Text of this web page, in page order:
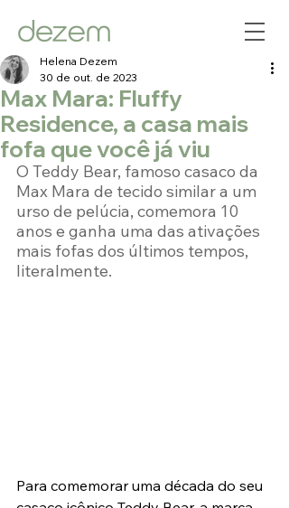
Max Mara: Fluffy
Residence, a casa mais
fofa que você já viu
Helena Dezem
30 de out. de 2023
O Teddy Bear, famoso casaco da
Max Mara de tecido similar a um
urso de pelúcia, comemora 10
anos e ganha uma das ativações
mais fofas dos últimos tempos,
literalmente.
Para comemorar uma década do seu